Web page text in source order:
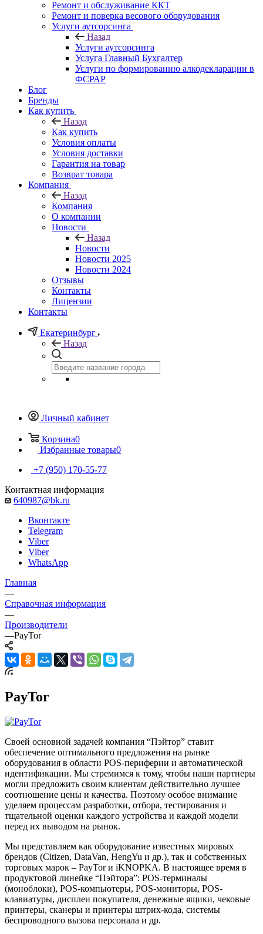
Ремонт и обслуживание ККТ
Ремонт и поверка весового оборудования
Услуги аутсорсинга
Назад
Услуги аутсорсинга
Услуга Главный Бухгалтер
Услуги по формированию алкодекларации в
ФСРАР
Блог
Бренды
Как купить
Назад
Как купить
Условия оплаты
Условия доставки
Гарантия на товар
Возврат товара
Компания
Назад
Компания
О компании
Новости
Назад
Новости
Новости 2025
Новости 2024
Отзывы
Контакты
Лицензии
Контакты
Екатеринбург
Назад
Личный кабинет
Корзина0
Избранные товары0
+7 (950) 170-55-77
Контактная информация
640987@bk.ru
Вконтакте
Telegram
Viber
Viber
WhatsApp
Главная
—
Справочная информация
—
Производители
—PayTor
PayTor
Своей основной задачей компания “Пэйтор” ставит
обеспечение оптимального предложения на рынке
оборудования в области POS-периферии и автоматической
идентификации. Мы стремимся к тому, чтобы наши партнеры
могли предложить своим клиентам действительно лучшее
соотношение цены и качества. Поэтому особое внимание
уделяем процессам разработки, отбора, тестирования и
тщательной оценки каждого устройства и каждой модели
перед их выводом на рынок.
Мы представляем как оборудование известных мировых
брендов (Citizen, DataVan, HengYu и др.), так и собственных
торговых марок – PayTor и iKNOPKA. В настоящее время в
продуктовой линейке “Пэйтора”: POS-терминалы
(моноблоки), POS-компьютеры, POS-мониторы, POS-
клавиатуры, дисплеи покупателя, денежные ящики, чековые
принтеры, сканеры и принтеры штрих-кода, системы
беспроводного вызова персонала и др.